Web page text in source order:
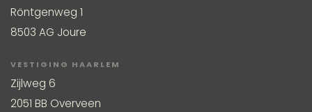
Röntgenweg 1
8503 AG Joure
VESTIGING HAARLEM
Zijlweg 6
2051 BB Overveen